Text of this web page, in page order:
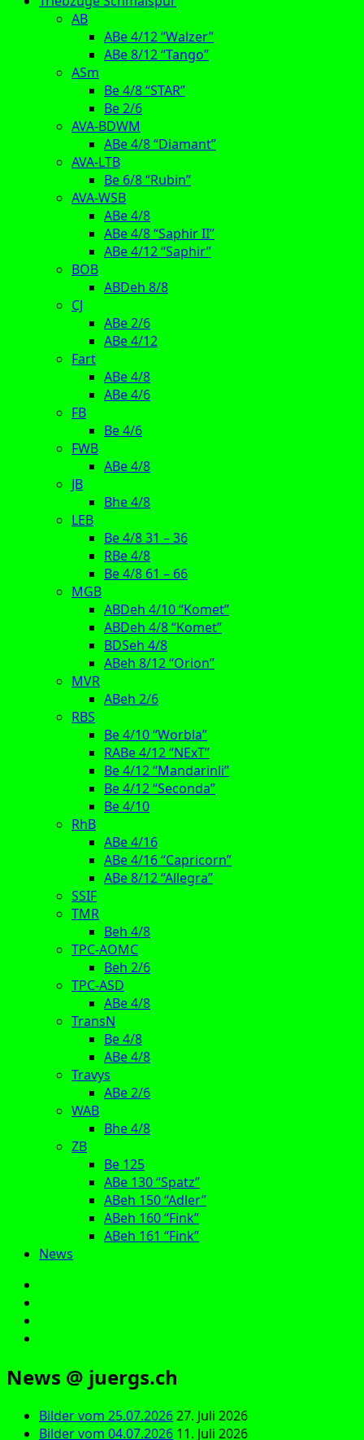
AB
ABe 4/12 “Walzer”
ABe 8/12 “Tango”
ASm
Be 4/8 “STAR”
Be 2/6
AVA-BDWM
ABe 4/8 “Diamant”
AVA-LTB
Be 6/8 “Rubin”
AVA-WSB
ABe 4/8
ABe 4/8 “Saphir II”
ABe 4/12 “Saphir”
BOB
ABDeh 8/8
CJ
ABe 2/6
ABe 4/12
Fart
ABe 4/8
ABe 4/6
FB
Be 4/6
FWB
ABe 4/8
JB
Bhe 4/8
LEB
Be 4/8 31 – 36
RBe 4/8
Be 4/8 61 – 66
MGB
ABDeh 4/10 “Komet”
ABDeh 4/8 “Komet”
BDSeh 4/8
ABeh 8/12 “Orion”
MVR
ABeh 2/6
RBS
Be 4/10 “Worbla”
RABe 4/12 “NExT”
Be 4/12 “Mandarinli”
Be 4/12 “Seconda”
Be 4/10
RhB
ABe 4/16
ABe 4/16 “Capricorn”
ABe 8/12 “Allegra”
SSIF
TMR
Beh 4/8
TPC-AOMC
Beh 2/6
TPC-ASD
ABe 4/8
TransN
Be 4/8
ABe 4/8
Travys
ABe 2/6
WAB
Bhe 4/8
ZB
Be 125
ABe 130 “Spatz”
ABeh 150 “Adler”
ABeh 160 “Fink”
ABeh 161 “Fink”
News
News @ juergs.ch
Bilder vom 25.07.202627. Juli 2026
Bilder vom 04.07.2026 11. Juli 2026